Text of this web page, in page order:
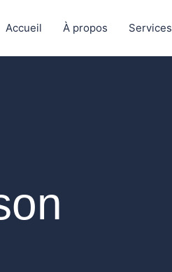
Accueil À propos Services